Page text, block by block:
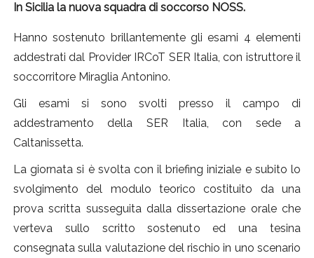
In Sicilia la nuova squadra di soccorso NOSS.
Hanno sostenuto brillantemente gli esami 4 elementi
addestrati dal Provider IRCoT SER Italia, con istruttore il
soccorritore Miraglia Antonino.
Gli esami si sono svolti presso il campo di
addestramento della SER Italia, con sede a
Caltanissetta.
La giornata si è svolta con il briefing iniziale e subito lo
svolgimento del modulo teorico costituito da una
prova scritta susseguita dalla dissertazione orale che
verteva sullo scritto sostenuto ed una tesina
consegnata sulla valutazione del rischio in uno scenario